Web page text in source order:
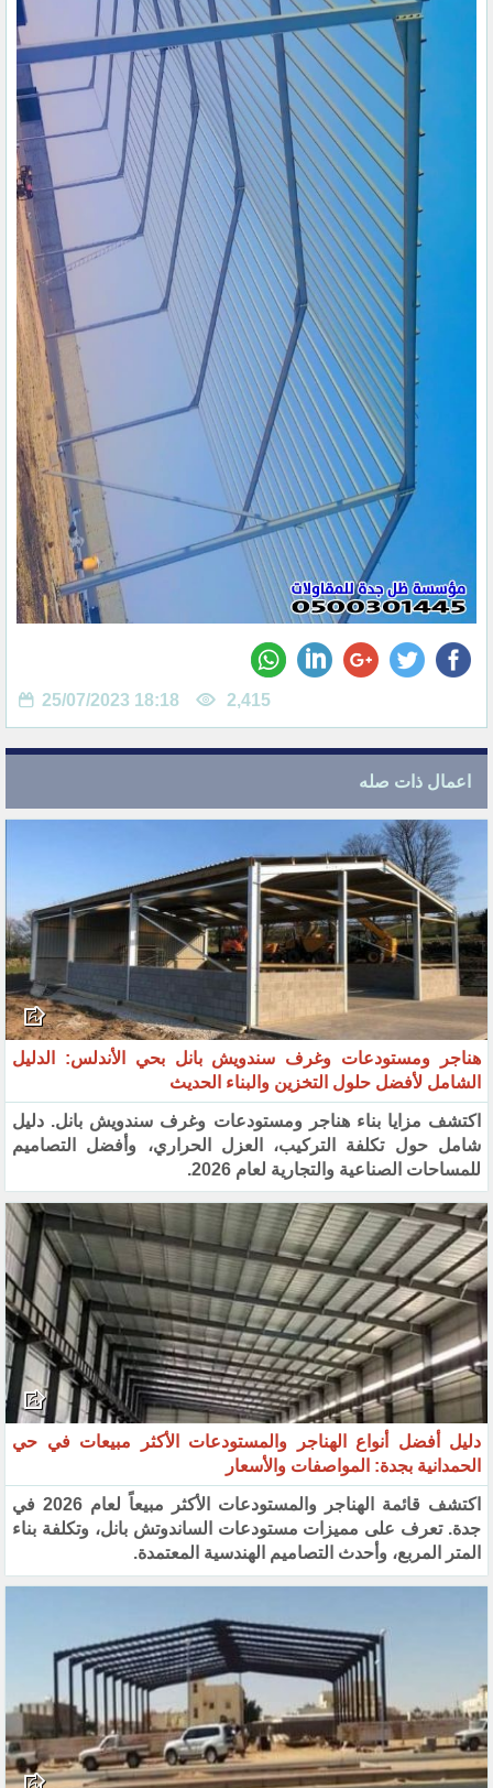
25/07/2023 18:18 2,415
اعمال ذات صله
هناجر ومستودعات وغرف سندويش بانل بحي الأندلس: الدليل
الشامل لأفضل حلول التخزين والبناء الحديث
اكتشف مزايا بناء هناجر ومستودعات وغرف سندويش بانل. دليل
شامل حول تكلفة التركيب، العزل الحراري، وأفضل التصاميم
للمساحات الصناعية والتجارية لعام 2026.
دليل أفضل أنواع الهناجر والمستودعات الأكثر مبيعات في حي
الحمدانية بجدة: المواصفات والأسعار
اكتشف قائمة الهناجر والمستودعات الأكثر مبيعاً لعام 2026 في
جدة. تعرف على مميزات مستودعات الساندوتش بانل، وتكلفة بناء
المتر المربع، وأحدث التصاميم الهندسية المعتمدة.